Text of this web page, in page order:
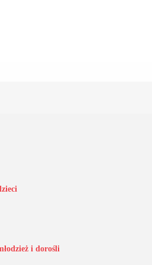
i dorośli